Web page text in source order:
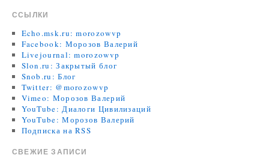
ССЫЛКИ
Echo.msk.ru: morozowvp
Facebook: Морозов Валерий
Livejournal: morozowvp
Slon.ru: Закрытый блог
Snob.ru: Блог
Twitter: @morozowvp
Vimeo: Морозов Валерий
YouTube: Диалоги Цивилизаций
YouTube: Морозов Валерий
Подписка на RSS
СВЕЖИЕ ЗАПИСИ